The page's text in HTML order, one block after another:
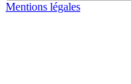
Mentions légales